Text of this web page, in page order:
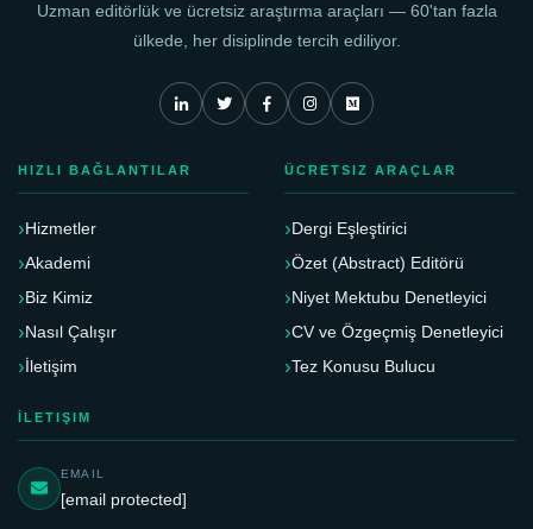
Uzman editörlük ve ücretsiz araştırma araçları — 60'tan fazla
ülkede, her disiplinde tercih ediliyor.
HIZLI BAĞLANTILAR
Hizmetler
Akademi
Biz Kimiz
Nasıl Çalışır
İletişim
ÜCRETSIZ ARAÇLAR
Dergi Eşleştirici
Özet (Abstract) Editörü
Niyet Mektubu Denetleyici
CV ve Özgeçmiş Denetleyici
Tez Konusu Bulucu
İLETIŞIM
EMAIL
[email protected]